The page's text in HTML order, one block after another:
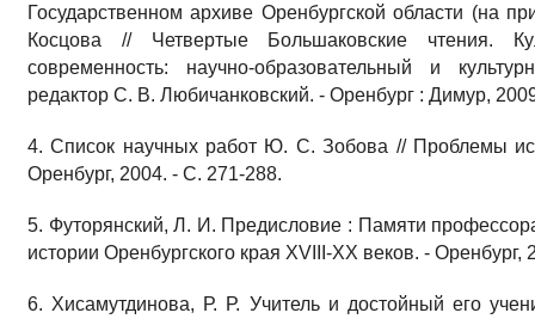
Государственном архиве Оренбургской области
Косцова // Четвертые Большаковские чтения.
современность: научно-образовательный и
редактор С. В. Любичанковский. - Оренбург : Димур,
4. Список научных работ Ю. С. Зобова // Проблемы
Оренбург, 2004. - С. 271-288.
5. Футорянский, Л. И. Предисловие : Памяти
истории Оренбургского края XVIII-ХХ веков. - Оренбург,
6. Хисамутдинова, Р. Р. Учитель и достойный его